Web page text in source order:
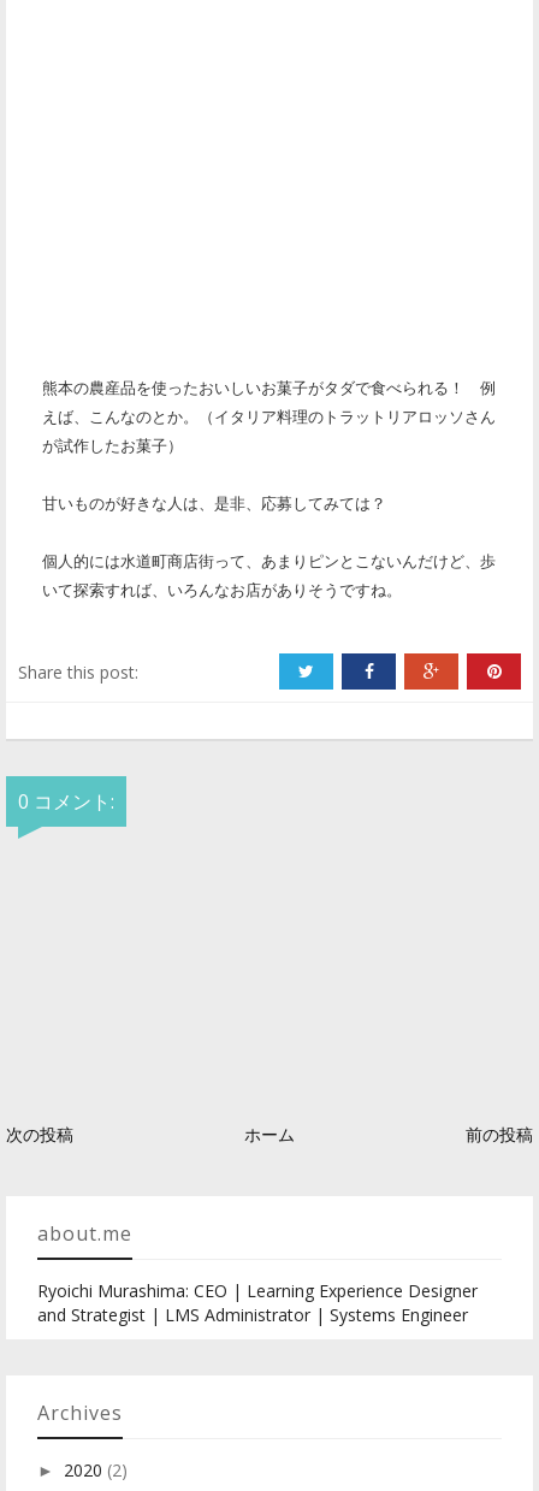
熊本の農産品を使ったおいしいお菓子がタダで食べられる！ 例
えば、こんなのとか。（イタリア料理のトラットリアロッソさん
が試作したお菓子）
甘いものが好きな人は、是非、応募してみては？
個人的には水道町商店街って、あまりピンとこないんだけど、歩
いて探索すれば、いろんなお店がありそうですね。
Share this post:
0 コメント:
次の投稿 ホーム 前の投稿
about.me
Ryoichi Murashima: CEO | Learning Experience Designer
and Strategist | LMS Administrator | Systems Engineer
Archives
► 2020 (2)